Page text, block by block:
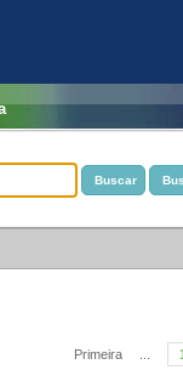
Primeira